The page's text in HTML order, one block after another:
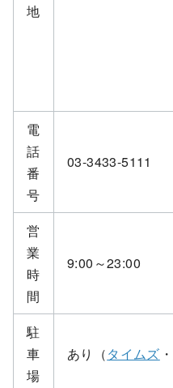
地
電
話
番
号
03-3433-5111
営
業
時
間
9:00～23:00
駐
車
場
あり（タイムズ ・